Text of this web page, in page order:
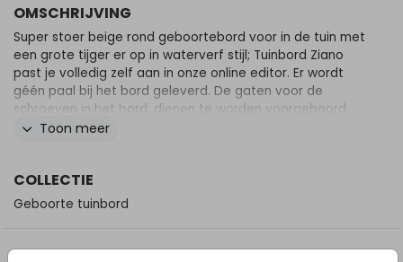
OMSCHRIJVING
Super stoer beige rond geboortebord voor in de tuin met
een grote tijger er op in waterverf stijl; Tuinbord Ziano
past je volledig zelf aan in onze online editor. Er wordt
géén paal bij het bord geleverd. De gaten voor de
schroeven in het bord, dienen te worden voorgeboord.
Zet de schroeven niet klem op het bord i.v.m. teveel
de hele breedte/hoogte. Zorg dat je voldoende
schroeven gebruikt om het bord vast te zetten en
tuinbord naar binnen te halen om schade te voorkomen.
Toon meer
COLLECTIE
Geboorte tuinbord